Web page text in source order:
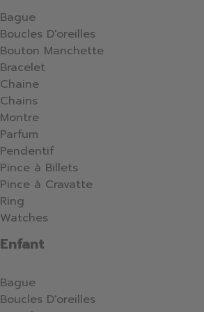
Bague
Boucles D'oreilles
Bouton Manchette
Bracelet
Chaine
Chains
Montre
Parfum
Pendentif
Pince à Billets
Pince à Cravatte
Ring
Watches
Enfant
Bague
Boucles D'oreilles